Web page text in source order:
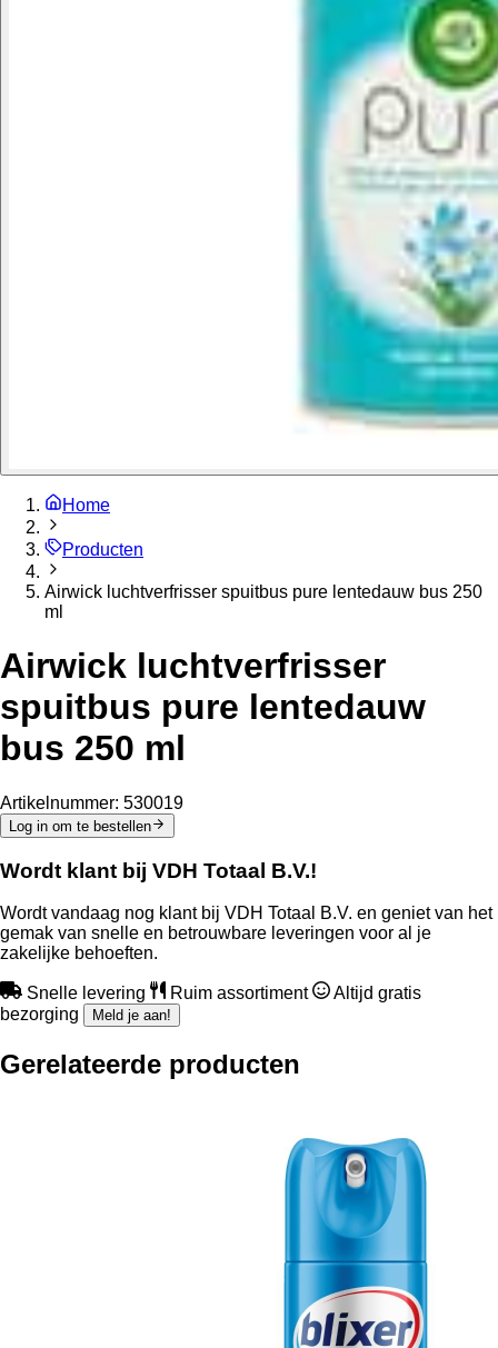
Home
Producten
Airwick luchtverfrisser spuitbus pure lentedauw bus 250
ml
Airwick luchtverfrisser
spuitbus pure lentedauw
bus 250 ml
Artikelnummer: 530019
Log in om te bestellen
Wordt klant bij VDH Totaal B.V.!
Wordt vandaag nog klant bij VDH Totaal B.V. en geniet van het
gemak van snelle en betrouwbare leveringen voor al je
zakelijke behoeften.
Snelle levering Ruim assortiment
Altijd gratis
bezorging
Meld je aan!
Gerelateerde producten